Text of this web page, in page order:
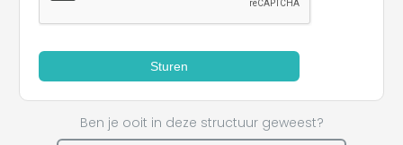
Sturen
Ben je ooit in deze structuur geweest?